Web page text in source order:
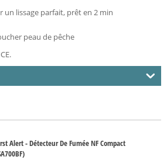
un lissage parfait, prêt en 2 min
peau de pêche
Alert - Détecteur De Fumée NF Compact